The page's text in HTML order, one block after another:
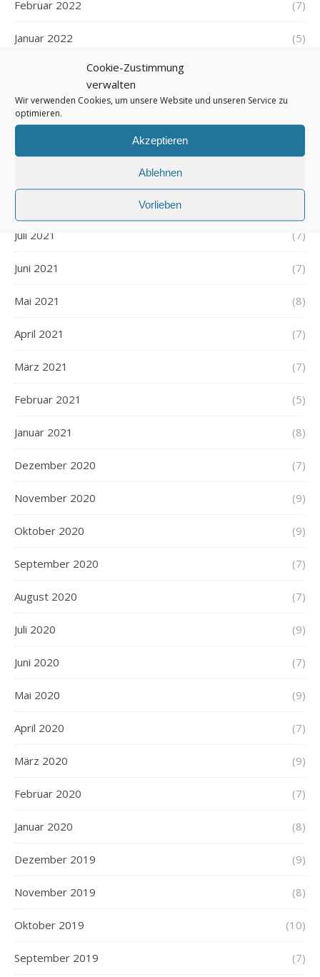
Cookie-Zustimmung
verwalten
Wir verwenden Cookies, um unsere Website und unseren Service zu
optimieren.
Akzeptieren
Ablehnen
Vorlieben
Februar 2022 (7)
Januar 2022 (5)
Dezember 2021
November 2021
Juli 2021 (7)
Juni 2021 (7)
Mai 2021 (8)
April 2021 (7)
März 2021 (7)
Februar 2021 (5)
Januar 2021 (8)
Dezember 2020 (7)
November 2020 (9)
Oktober 2020 (9)
September 2020 (7)
August 2020 (7)
Juli 2020 (9)
Juni 2020 (7)
Mai 2020 (9)
April 2020 (7)
März 2020 (9)
Februar 2020 (7)
Januar 2020 (8)
Dezember 2019 (9)
November 2019 (8)
Oktober 2019 (10)
September 2019 (7)